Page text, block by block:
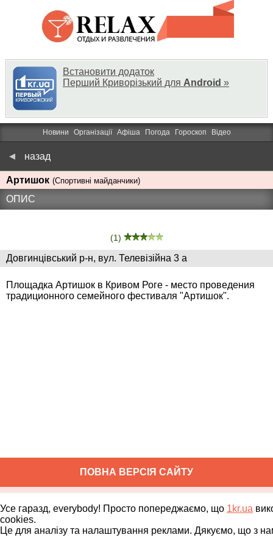
Встановити додаток
Перший Криворізький для Android »
Новини Організації Афіша Погода Гороскоп Відео
назад
Артишок (Спортивні майданчики)
ОПИС
(1)
Довгинцівський р-н, вул. Телевізійна 3 а
Площадка Артишок в Кривом Роге - место проведения
традиционного семейного фестиваля "Артишок".
ПОВНА ВЕРСІЯ САЙТУ
Всі права захищені
Усе гаразд, everybody! Просто попереджаємо, що 1kr.ua
cookies.
Це для аналізу та налаштування реклами. Дякуємо, що з